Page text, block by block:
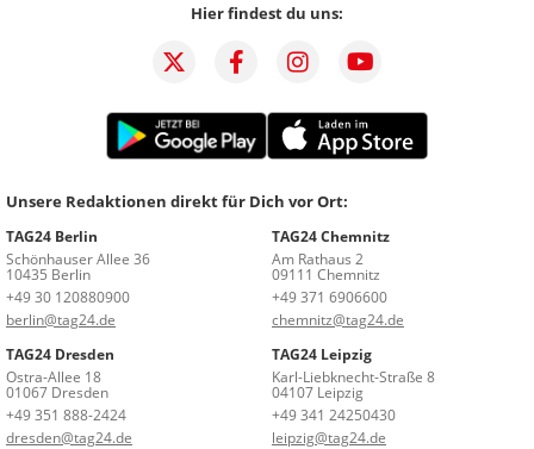
Hier findest du uns:
Unsere Redaktionen direkt für Dich vor Ort:
TAG24 Berlin
Schönhauser Allee 36
10435 Berlin
+49 30 120880900
berlin@tag24.de
TAG24 Chemnitz
Am Rathaus 2
09111 Chemnitz
+49 371 6906600
chemnitz@tag24.de
TAG24 Dresden
Ostra-Allee 18
01067 Dresden
+49 351 888-2424
dresden@tag24.de
TAG24 Leipzig
Karl-Liebknecht-Straße 8
04107 Leipzig
+49 341 24250430
leipzig@tag24.de